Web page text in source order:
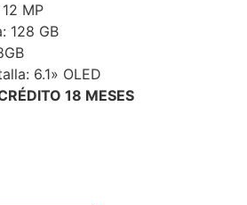
12 MP
128 GB
6.1» OLED
18 MESES